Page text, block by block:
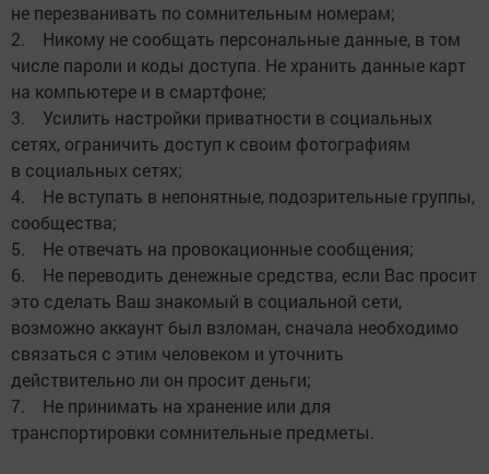
не перезванивать по сомнительным номерам;
2. Никому не сообщать персональные данные, в том
числе пароли и коды доступа. Не хранить данные карт
на компьютере и в смартфоне;
3. Усилить настройки приватности в социальных
сетях, ограничить доступ к своим фотографиям
в социальных сетях;
4. Не вступать в непонятные, подозрительные группы,
сообщества;
5. Не отвечать на провокационные сообщения;
6. Не переводить денежные средства, если Вас просит
это сделать Ваш знакомый в социальной сети,
возможно аккаунт был взломан, сначала необходимо
связаться с этим человеком и уточнить
действительно ли он просит деньги;
7. Не принимать на хранение или для
транспортировки сомнительные предметы.